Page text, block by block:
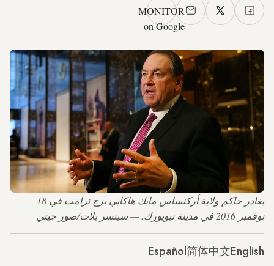
MONITOR
on Google
يغادر حاكم ولاية أركنساس مايك هاكابي برج ترامب في 18
نوفمبر 2016 في مدينة نيويورك. — سبنسر بلات/صور جيتي
English
简体中文
Español